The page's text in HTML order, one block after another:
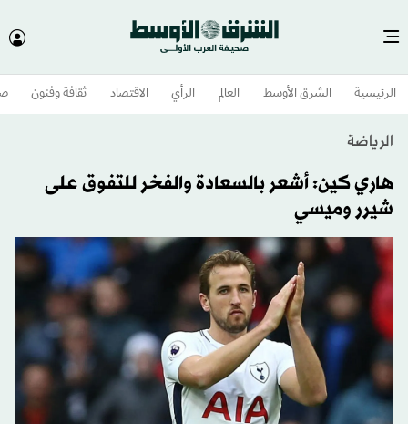
الرئيسية الشرق الأوسط​ العالم الرأي الاقتصاد ثقافة وفنون
الرياضة
هاري كين: أشعر بالسعادة والفخر للتفوق على
شيرر وميسي